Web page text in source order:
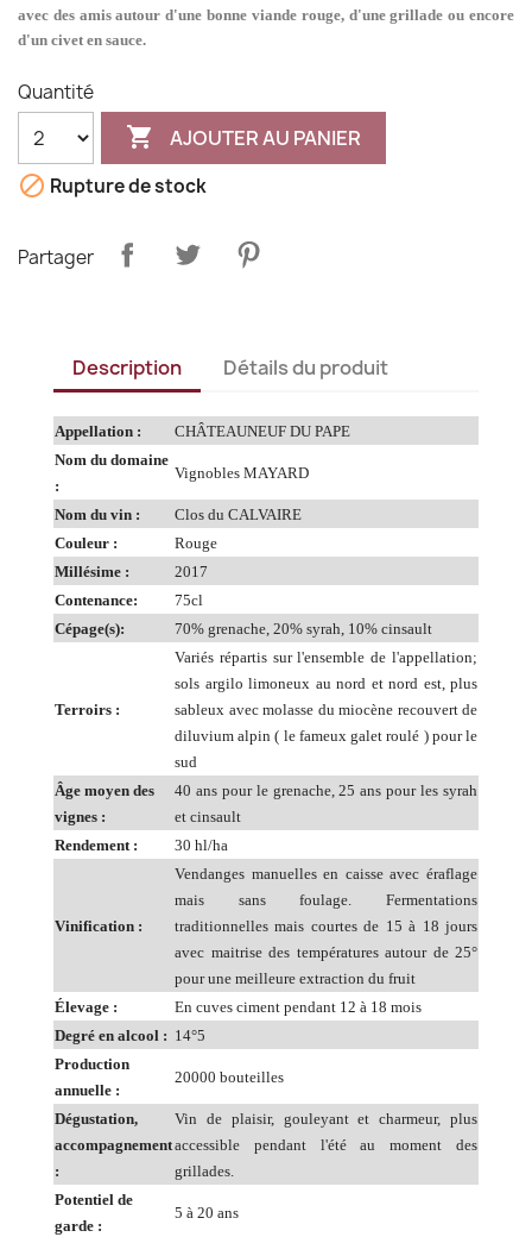
avec des amis autour d'une bonne viande rouge, d'une grillade ou encore
d'un civet en sauce.
Quantité
 AJOUTER AU PANIER
 Rupture de stock
Partager
Description Détails du produit
Appellation :
CHÂTEAUNEUF DU PAPE
Nom du domaine
:
Vignobles MAYARD
Nom du vin :
Clos du CALVAIRE
Couleur :
Rouge
Millésime :
2017
Contenance:
75cl
Cépage(s):
70% grenache, 20% syrah, 10% cinsault
Terroirs :
Variés répartis sur l'ensemble de l'appellation;
sols argilo limoneux au nord et nord est, plus
sableux avec molasse du miocène recouvert de
diluvium alpin ( le fameux galet roulé ) pour le
sud
Âge moyen des
vignes :
40 ans pour le grenache, 25 ans pour les syrah
et cinsault
Rendement :
30 hl/ha
Vinification :
Vendanges manuelles en caisse avec éraflage
mais sans foulage. Fermentations
traditionnelles mais courtes de 15 à 18 jours
avec maitrise des températures autour de 25°
pour une meilleure extraction du fruit
Élevage :
En cuves ciment pendant 12 à 18 mois
Degré en alcool : 14°5
Production
annuelle :
20000 bouteilles
Dégustation,
accompagnement
:
Vin de plaisir, gouleyant et charmeur, plus
accessible pendant l'été au moment des
grillades.
Potentiel de
garde :
5 à 20 ans